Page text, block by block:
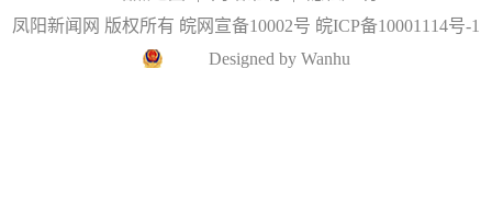
凤阳新闻网 版权所有 皖网宣备10002号 皖ICP备10001114号-1
Designed by Wanhu